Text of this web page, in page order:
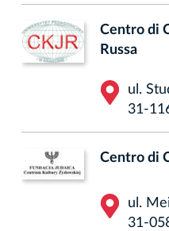
Centro di
Russa
ul.
31-
Centro di
ul.
31-